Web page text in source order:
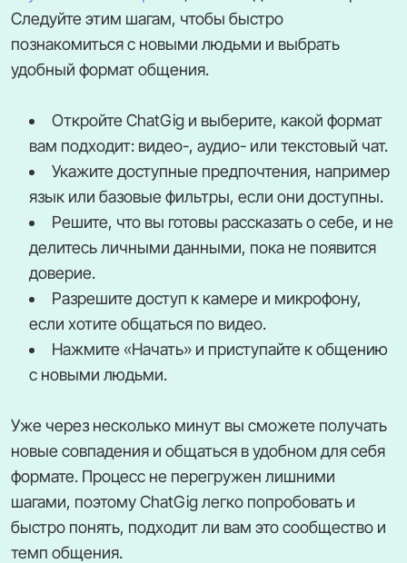
Следуйте этим шагам, чтобы быстро
познакомиться с новыми людьми и выбрать
удобный формат общения.
Откройте ChatGig и выберите, какой формат
вам подходит: видео-, аудио- или текстовый чат.
Укажите доступные предпочтения, например
язык или базовые фильтры, если они доступны.
Решите, что вы готовы рассказать о себе, и не
делитесь личными данными, пока не появится
доверие.
Разрешите доступ к камере и микрофону,
если хотите общаться по видео.
Нажмите «Начать» и приступайте к общению
с новыми людьми.
Уже через несколько минут вы сможете получать
новые совпадения и общаться в удобном для себя
формате. Процесс не перегружен лишними
шагами, поэтому ChatGig легко попробовать и
быстро понять, подходит ли вам это сообщество и
темп общения.